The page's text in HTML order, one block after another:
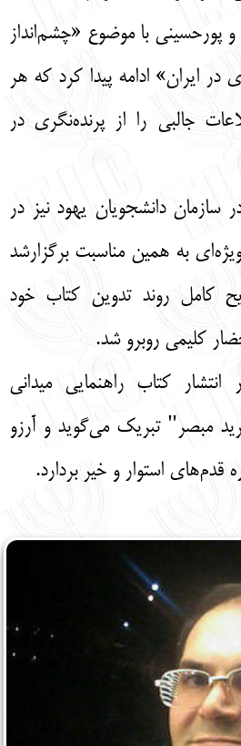
و پورحسینی با موضوع «چشم‌انداز
در ایران» ادامه پیدا کرد که هر
جالبی را از پرنده‌نگری در
دانشجویان یهود نیز در
ویژه‌ای به همین مناسبت برگزارشد
کامل روند تدوین کتاب خود
کلیمی روبرو شد.
انتشار کتاب راهنمایی میدانی
مبصر" تبریک می‌گوید و آرزو
قدم‌های استوار و خیر بردارد.